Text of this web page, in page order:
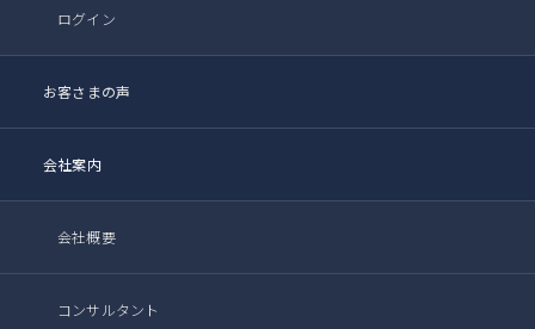
ログイン
お客さまの声
会社案内
会社概要
コンサルタント